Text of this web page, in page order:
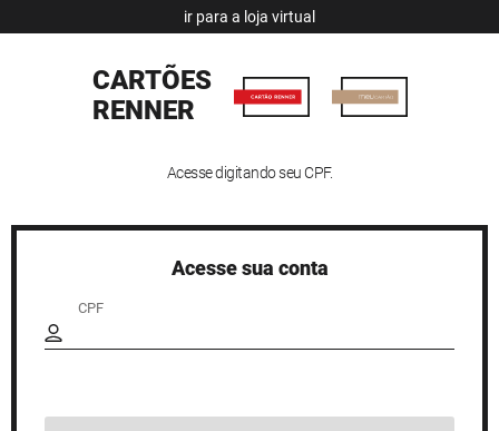
ir para a loja virtual
CARTÕES
RENNER
Acesse digitando seu CPF.
Acesse sua conta
CPF